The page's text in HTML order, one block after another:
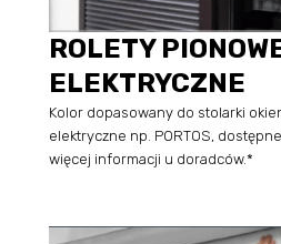
ROLETY
ELEKTRYCZNE
Kolor dopasowany do stolarki
elektryczne np. PORTOS,
więcej informacji u doradców.*